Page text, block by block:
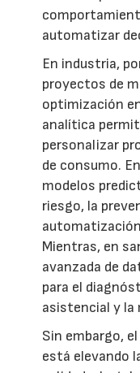
automatizar
En industria,
proyectos de
optimización
analítica
personalizar
de consumo.
modelos
riesgo, la
Mientras, en
avanzada de
para el
asistencial y la
Sin embargo,
está elevando